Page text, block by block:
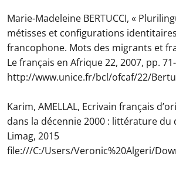
Marie-Madeleine BERTUCCI, «
métisses et configurations identitaires
francophone. Mots des migrants et
Le français en Afrique 22, 2007, pp.
http://www.unice.fr/bcl/ofcaf/22/
Karim, AMELLAL, Ecrivain français
dans la décennie 2000 : littérature du
Limag, 2015
file:///C:/Users/Veronic%20Algeri/